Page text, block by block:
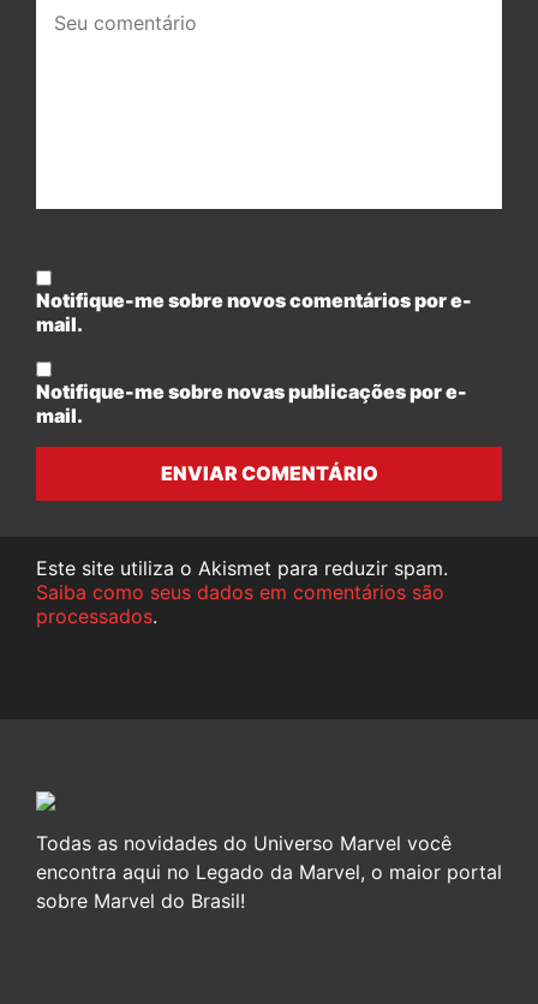
comentário:
Notifique-me sobre novos comentários por e-
mail.
Notifique-me sobre novas publicações por e-
mail.
ENVIAR COMENTÁRIO
Este site utiliza o Akismet para reduzir spam.
Saiba como seus dados em comentários são
processados.
Todas as novidades do Universo Marvel você
encontra aqui no Legado da Marvel, o maior portal
sobre Marvel do Brasil!